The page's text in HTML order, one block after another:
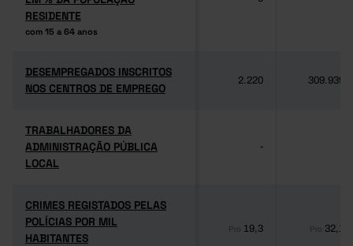
RESIDENTE
com 15 a 64 anos
RESIDENTE
com 15 a 64 anos
DESEMPREGADOS INSCRITOS
NOS CENTROS DE EMPREGO
DESEMPREGADOS INSCRITOS
NOS CENTROS DE EMPREGO
2.220 309.939
TRABALHADORES DA
ADMINISTRAÇÃO PÚBLICA
LOCAL
TRABALHADORES DA
ADMINISTRAÇÃO PÚBLICA
LOCAL
-
CRIMES REGISTADOS PELAS
POLÍCIAS POR MIL
HABITANTES
CRIMES REGISTADOS PELAS
POLÍCIAS POR MIL
HABITANTES
Pro 19,3 Pro 32,1